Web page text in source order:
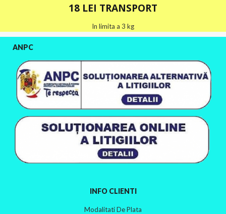
18 LEI TRANSPORT
In limita a 3 kg
ANPC
INFO CLIENTI
Modalitati De Plata